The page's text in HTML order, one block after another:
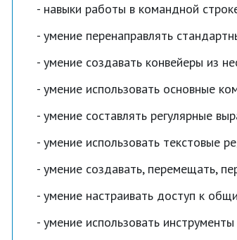
навыки работы в командной
умение перенаправлять
умение создавать конвейеры из
умение использовать основные
умение составлять регулярные
умение использовать текстовые
умение создавать, перемещать,
умение настраивать доступ к
умение использовать